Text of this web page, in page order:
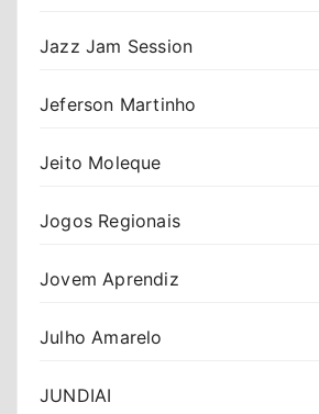
Jazz Jam Session
Jeferson Martinho
Jeito Moleque
Jogos Regionais
Jovem Aprendiz
Julho Amarelo
JUNDIAI